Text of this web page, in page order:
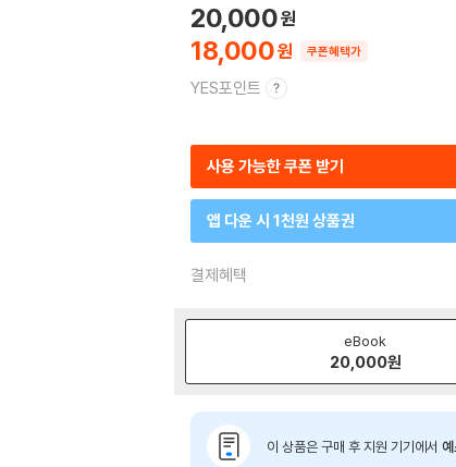
18,000
20,000
쿠폰혜택가
YES포인트
사용 가능한 쿠폰 받기
앱 다운 시 1천원 상품권
결제혜택
eBook
20,000원
이 상품은 구매 후 지원 기기에서